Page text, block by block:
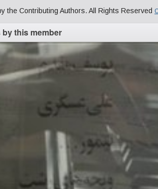
the Contributing Authors. All Rights Reserved
this member